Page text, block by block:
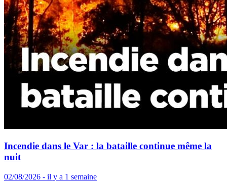
Incendie dans le Var : la bataille continue même la
nuit
02/08/2026 - il y a 1 semaine